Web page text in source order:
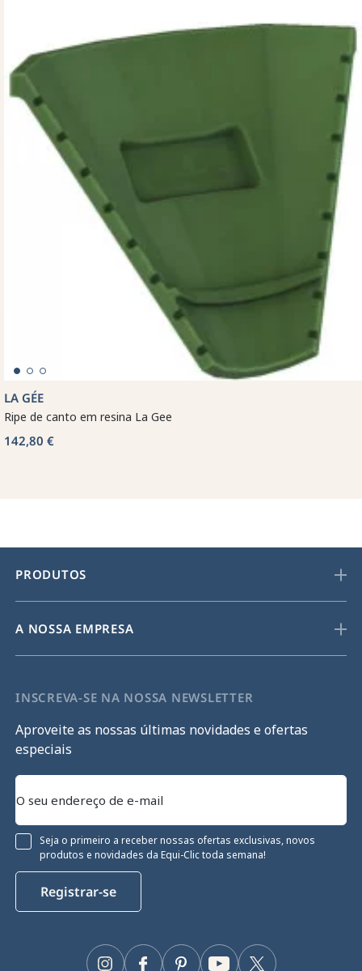
LA GÉE
Ripe de canto em resina La Gee
142,80 €
PRODUTOS
A NOSSA EMPRESA
INSCREVA-SE NA NOSSA NEWSLETTER
Aproveite as nossas últimas novidades e ofertas
especiais
Seja o primeiro a receber nossas ofertas exclusivas, novos
produtos e novidades da Equi-Clic toda semana!
Registrar-se